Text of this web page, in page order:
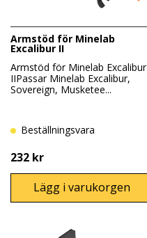
Armstöd för Minelab
Excalibur II
Armstöd för Minelab Excalibur
IIPassar Minelab Excalibur,
Sovereign, Musketee...
Beställningsvara
232 kr
Lägg i varukorgen